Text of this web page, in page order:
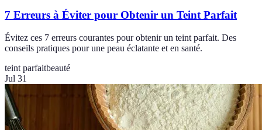
7 Erreurs à Éviter pour Obtenir un Teint Parfait
Évitez ces 7 erreurs courantes pour obtenir un teint parfait. Des
conseils pratiques pour une peau éclatante et en santé.
teint parfaitbeauté
Jul 31